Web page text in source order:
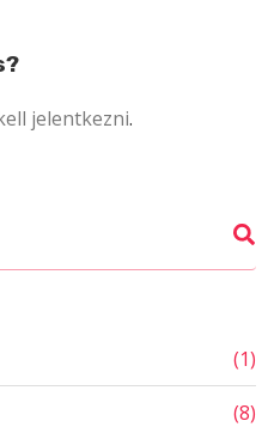
jelentkezni.
(1)
(8)